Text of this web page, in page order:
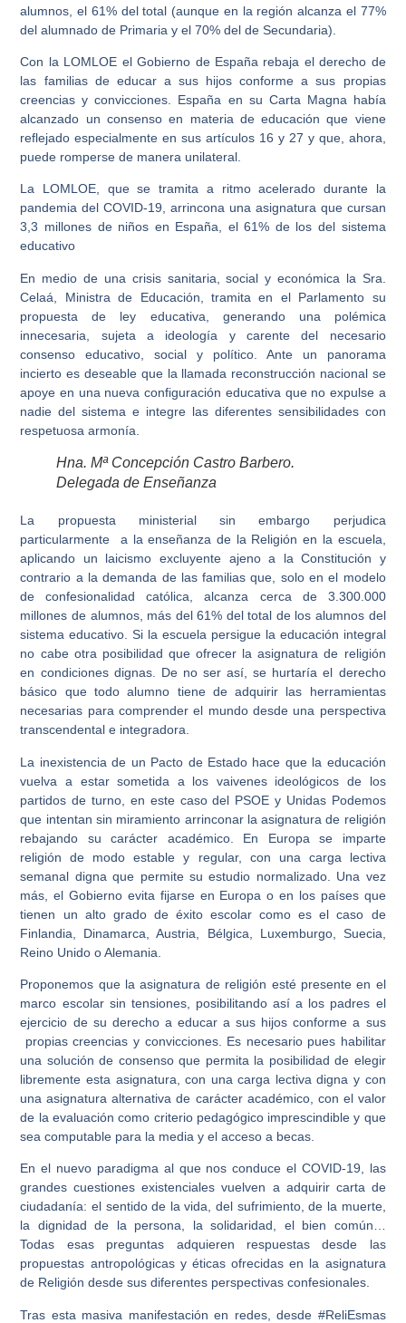
alumnos, el 61% del total (aunque en la región alcanza el 77%
del alumnado de Primaria y el 70% del de Secundaria).
Con la LOMLOE el Gobierno de España rebaja el derecho de
las familias de educar a sus hijos conforme a sus propias
creencias y convicciones. España en su Carta Magna había
alcanzado un consenso en materia de educación que viene
reflejado especialmente en sus artículos 16 y 27 y que, ahora,
puede romperse de manera unilateral.
La LOMLOE, que se tramita a ritmo acelerado durante la
pandemia del COVID-19, arrincona una asignatura que cursan
3,3 millones de niños en España, el 61% de los del sistema
educativo
En medio de una crisis sanitaria, social y económica la Sra.
Celaá, Ministra de Educación, tramita en el Parlamento su
propuesta de ley educativa, generando una polémica
innecesaria, sujeta a ideología y carente del necesario
consenso educativo, social y político. Ante un panorama
incierto es deseable que la llamada reconstrucción nacional se
apoye en una nueva configuración educativa que no expulse a
nadie del sistema e integre las diferentes sensibilidades con
respetuosa armonía.
Hna. Mª Concepción Castro Barbero.
Delegada de Enseñanza
La propuesta ministerial sin embargo perjudica
particularmente a la enseñanza de la Religión en la escuela,
aplicando un laicismo excluyente ajeno a la Constitución y
contrario a la demanda de las familias que, solo en el modelo
de confesionalidad católica, alcanza cerca de 3.300.000
millones de alumnos, más del 61% del total de los alumnos del
sistema educativo. Si la escuela persigue la educación integral
no cabe otra posibilidad que ofrecer la asignatura de religión
en condiciones dignas. De no ser así, se hurtaría el derecho
básico que todo alumno tiene de adquirir las herramientas
necesarias para comprender el mundo desde una perspectiva
transcendental e integradora.
La inexistencia de un Pacto de Estado hace que la educación
vuelva a estar sometida a los vaivenes ideológicos de los
partidos de turno, en este caso del PSOE y Unidas Podemos
que intentan sin miramiento arrinconar la asignatura de religión
rebajando su carácter académico. En Europa se imparte
religión de modo estable y regular, con una carga lectiva
semanal digna que permite su estudio normalizado. Una vez
más, el Gobierno evita fijarse en Europa o en los países que
tienen un alto grado de éxito escolar como es el caso de
Finlandia, Dinamarca, Austria, Bélgica, Luxemburgo, Suecia,
Reino Unido o Alemania.
Proponemos que la asignatura de religión esté presente en el
marco escolar sin tensiones, posibilitando así a los padres el
ejercicio de su derecho a educar a sus hijos conforme a sus
propias creencias y convicciones. Es necesario pues habilitar
una solución de consenso que permita la posibilidad de elegir
libremente esta asignatura, con una carga lectiva digna y con
una asignatura alternativa de carácter académico, con el valor
de la evaluación como criterio pedagógico imprescindible y que
sea computable para la media y el acceso a becas.
En el nuevo paradigma al que nos conduce el COVID-19, las
grandes cuestiones existenciales vuelven a adquirir carta de
ciudadanía: el sentido de la vida, del sufrimiento, de la muerte,
la dignidad de la persona, la solidaridad, el bien común…
Todas esas preguntas adquieren respuestas desde las
propuestas antropológicas y éticas ofrecidas en la asignatura
de Religión desde sus diferentes perspectivas confesionales.
Tras esta masiva manifestación en redes, desde #ReliEsmas